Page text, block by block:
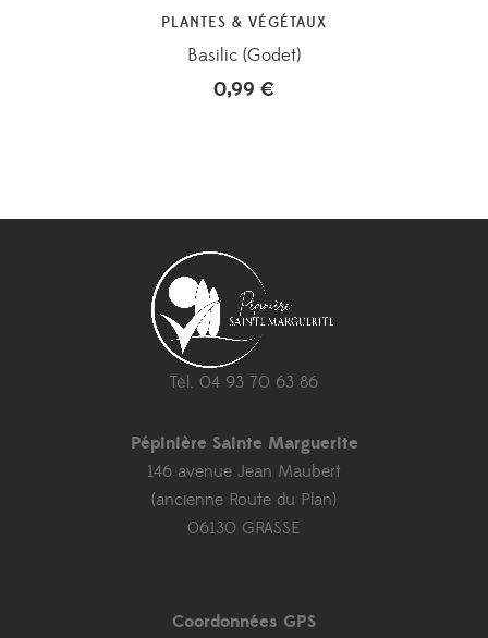
PLANTES & VÉGÉTAUX
Basilic (Godet)
0,99 €
Tél. 04 93 70 63 86
Pépinière Sainte Marguerite
146 avenue Jean Maubert
(ancienne Route du Plan)
06130 GRASSE
Coordonnées GPS